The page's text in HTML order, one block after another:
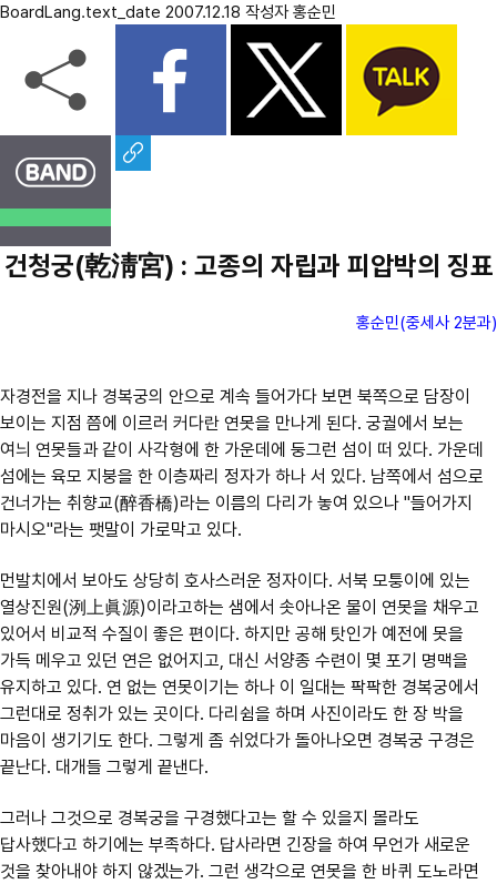
BoardLang.text_date 2007.12.18 작성자홍순민
건청궁(乾淸宮) : 고종의 자립과 피압박의 징표
홍순민(중세사 2분과)
자경전을 지나 경복궁의 안으로 계속 들어가다 보면 북쪽으로 담장이
보이는 지점 쯤에 이르러 커다란 연못을 만나게 된다. 궁궐에서 보는
여늬 연못들과 같이 사각형에 한 가운데에 둥그런 섬이 떠 있다. 가운데
섬에는 육모 지붕을 한 이층짜리 정자가 하나 서 있다. 남쪽에서 섬으로
건너가는 취향교(醉香橋)라는 이름의 다리가 놓여 있으나 "들어가지
마시오"라는 팻말이 가로막고 있다.
먼발치에서 보아도 상당히 호사스러운 정자이다. 서북 모퉁이에 있는
열상진원(洌上眞源)이라고하는 샘에서 솟아나온 물이 연못을 채우고
있어서 비교적 수질이 좋은 편이다. 하지만 공해 탓인가 예전에 못을
가득 메우고 있던 연은 없어지고, 대신 서양종 수련이 몇 포기 명맥을
유지하고 있다. 연 없는 연못이기는 하나 이 일대는 팍팍한 경복궁에서
그런대로 정취가 있는 곳이다. 다리쉼을 하며 사진이라도 한 장 박을
마음이 생기기도 한다. 그렇게 좀 쉬었다가 돌아나오면 경복궁 구경은
끝난다. 대개들 그렇게 끝낸다.
그러나 그것으로 경복궁을 구경했다고는 할 수 있을지 몰라도
답사했다고 하기에는 부족하다. 답사라면 긴장을 하여 무언가 새로운
것을 찾아내야 하지 않겠는가. 그런 생각으로 연못을 한 바퀴 도노라면